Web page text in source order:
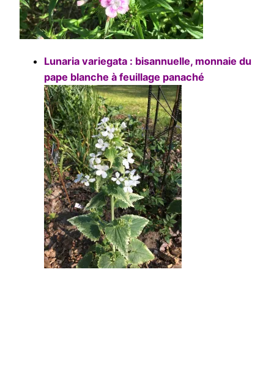
Lunaria variegata : bisannuelle, monnaie du
pape blanche à feuillage panaché